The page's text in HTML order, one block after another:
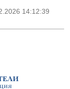
14:12:39